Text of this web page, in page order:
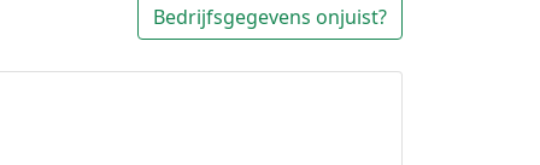
Bedrijfsgegevens onjuist?